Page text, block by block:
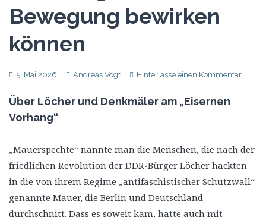
Bewegung bewirken
können
5. Mai 2026 Andreas Vogt Hinterlasse einen Kommentar
Über Löcher und Denkmäler am „Eisernen
Vorhang“
„Mauerspechte“ nannte man die Menschen, die nach der
friedlichen Revolution der DDR-Bürger Löcher hackten
in die von ihrem Regime „antifaschistischer Schutzwall“
genannte Mauer, die Berlin und Deutschland
durchschnitt. Dass es soweit kam, hatte auch mit